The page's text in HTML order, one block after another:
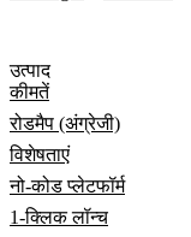
उत्पाद
कीमतें
रोडमैप (अंग्रेजी)
विशेषताएं
नो-कोड प्लेटफॉर्म
1-क्लिक लॉन्च